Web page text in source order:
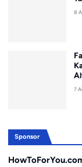
8
7
Sponsor